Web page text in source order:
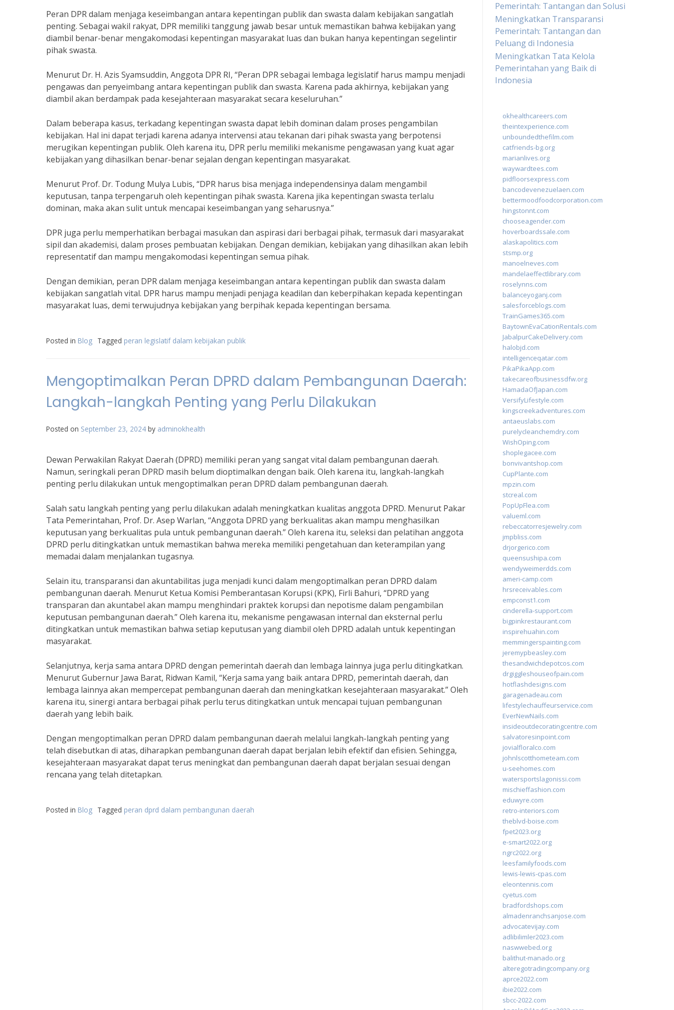
Peran DPR dalam menjaga keseimbangan antara kepentingan publik dan swasta dalam kebijakan sangatlah
penting. Sebagai wakil rakyat, DPR memiliki tanggung jawab besar untuk memastikan bahwa kebijakan yang
diambil benar-benar mengakomodasi kepentingan masyarakat luas dan bukan hanya kepentingan segelintir
pihak swasta.
Menurut Dr. H. Azis Syamsuddin, Anggota DPR RI, “Peran DPR sebagai lembaga legislatif harus mampu menjadi
pengawas dan penyeimbang antara kepentingan publik dan swasta. Karena pada akhirnya, kebijakan yang
diambil akan berdampak pada kesejahteraan masyarakat secara keseluruhan.”
Dalam beberapa kasus, terkadang kepentingan swasta dapat lebih dominan dalam proses pengambilan
kebijakan. Hal ini dapat terjadi karena adanya intervensi atau tekanan dari pihak swasta yang berpotensi
merugikan kepentingan publik. Oleh karena itu, DPR perlu memiliki mekanisme pengawasan yang kuat agar
kebijakan yang dihasilkan benar-benar sejalan dengan kepentingan masyarakat.
Menurut Prof. Dr. Todung Mulya Lubis, “DPR harus bisa menjaga independensinya dalam mengambil
keputusan, tanpa terpengaruh oleh kepentingan pihak swasta. Karena jika kepentingan swasta terlalu
dominan, maka akan sulit untuk mencapai keseimbangan yang seharusnya.”
DPR juga perlu memperhatikan berbagai masukan dan aspirasi dari berbagai pihak, termasuk dari masyarakat
sipil dan akademisi, dalam proses pembuatan kebijakan. Dengan demikian, kebijakan yang dihasilkan akan lebih
representatif dan mampu mengakomodasi kepentingan semua pihak.
Dengan demikian, peran DPR dalam menjaga keseimbangan antara kepentingan publik dan swasta dalam
kebijakan sangatlah vital. DPR harus mampu menjadi penjaga keadilan dan keberpihakan kepada kepentingan
masyarakat luas, demi terwujudnya kebijakan yang berpihak kepada kepentingan bersama.
Posted in Blog Tagged peran legislatif dalam kebijakan publik
Mengoptimalkan Peran DPRD dalam Pembangunan Daerah:
Langkah-langkah Penting yang Perlu Dilakukan
Posted on September 23, 2024 by adminokhealth
Dewan Perwakilan Rakyat Daerah (DPRD) memiliki peran yang sangat vital dalam pembangunan daerah.
Namun, seringkali peran DPRD masih belum dioptimalkan dengan baik. Oleh karena itu, langkah-langkah
penting perlu dilakukan untuk mengoptimalkan peran DPRD dalam pembangunan daerah.
Salah satu langkah penting yang perlu dilakukan adalah meningkatkan kualitas anggota DPRD. Menurut Pakar
Tata Pemerintahan, Prof. Dr. Asep Warlan, “Anggota DPRD yang berkualitas akan mampu menghasilkan
keputusan yang berkualitas pula untuk pembangunan daerah.” Oleh karena itu, seleksi dan pelatihan anggota
DPRD perlu ditingkatkan untuk memastikan bahwa mereka memiliki pengetahuan dan keterampilan yang
memadai dalam menjalankan tugasnya.
Selain itu, transparansi dan akuntabilitas juga menjadi kunci dalam mengoptimalkan peran DPRD dalam
pembangunan daerah. Menurut Ketua Komisi Pemberantasan Korupsi (KPK), Firli Bahuri, “DPRD yang
transparan dan akuntabel akan mampu menghindari praktek korupsi dan nepotisme dalam pengambilan
keputusan pembangunan daerah.” Oleh karena itu, mekanisme pengawasan internal dan eksternal perlu
ditingkatkan untuk memastikan bahwa setiap keputusan yang diambil oleh DPRD adalah untuk kepentingan
masyarakat.
Selanjutnya, kerja sama antara DPRD dengan pemerintah daerah dan lembaga lainnya juga perlu ditingkatkan.
Menurut Gubernur Jawa Barat, Ridwan Kamil, “Kerja sama yang baik antara DPRD, pemerintah daerah, dan
lembaga lainnya akan mempercepat pembangunan daerah dan meningkatkan kesejahteraan masyarakat.” Oleh
karena itu, sinergi antara berbagai pihak perlu terus ditingkatkan untuk mencapai tujuan pembangunan
daerah yang lebih baik.
Dengan mengoptimalkan peran DPRD dalam pembangunan daerah melalui langkah-langkah penting yang
telah disebutkan di atas, diharapkan pembangunan daerah dapat berjalan lebih efektif dan efisien. Sehingga,
kesejahteraan masyarakat dapat terus meningkat dan pembangunan daerah dapat berjalan sesuai dengan
rencana yang telah ditetapkan.
Posted in Blog Tagged peran dprd dalam pembangunan daerah
Pemerintah: Tantangan dan Solusi
Meningkatkan Transparansi
Pemerintah: Tantangan dan
Peluang di Indonesia
Meningkatkan Tata Kelola
Pemerintahan yang Baik di
Indonesia
okhealthcareers.com
theintexperience.com
unboundedthefilm.com
catfriends-bg.org
marianlives.org
waywardtees.com
pidfloorsexpress.com
bancodevenezuelaen.com
bettermoodfoodcorporation.com
hingstonnt.com
chooseagender.com
hoverboardssale.com
alaskapolitics.com
stsmp.org
manoelneves.com
mandelaeffectlibrary.com
roselynns.com
balanceyoganj.com
salesforceblogs.com
TrainGames365.com
BaytownEvaCationRentals.com
JabalpurCakeDelivery.com
halobjd.com
intelligenceqatar.com
PikaPikaApp.com
takecareofbusinessdfw.org
HamadaOfJapan.com
VersifyLifestyle.com
kingscreekadventures.com
antaeuslabs.com
purelycleanchemdry.com
WishOping.com
shoplegacee.com
bonvivantshop.com
CupPlante.com
mpzin.com
stcreal.com
PopUpFlea.com
valueml.com
rebeccatorresjewelry.com
jmpbliss.com
drjorgerico.com
queensushipa.com
wendyweimerdds.com
ameri-camp.com
hrsreceivables.com
empconst1.com
cinderella-support.com
bigpinkrestaurant.com
inspirehuahin.com
memmingerspainting.com
jeremypbeasley.com
thesandwichdepotcos.com
drgiggleshouseofpain.com
hotflashdesigns.com
garagenadeau.com
lifestylechauffeurservice.com
EverNewNails.com
insideoutdecoratingcentre.com
salvatoresinpoint.com
jovialfloralco.com
johnlscotthometeam.com
u-seehomes.com
watersportslagonissi.com
mischieffashion.com
eduwyre.com
retro-interiors.com
theblvd-boise.com
fpet2023.org
e-smart2022.org
ngrc2022.org
leesfamilyfoods.com
lewis-lewis-cpas.com
eleontennis.com
cyetus.com
bradfordshops.com
almadenranchsanjose.com
advocatevijay.com
adlibilimler2023.com
naswwebed.org
balithut-manado.org
alteregotradingcompany.org
aprce2022.com
ibie2022.com
sbcc-2022.com